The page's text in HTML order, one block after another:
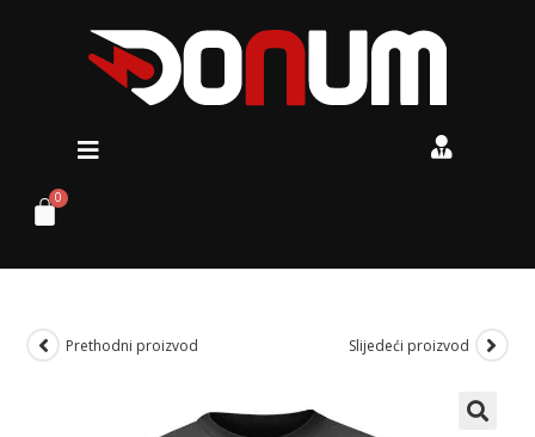
Prethodni proizvod Slijedeći proizvod